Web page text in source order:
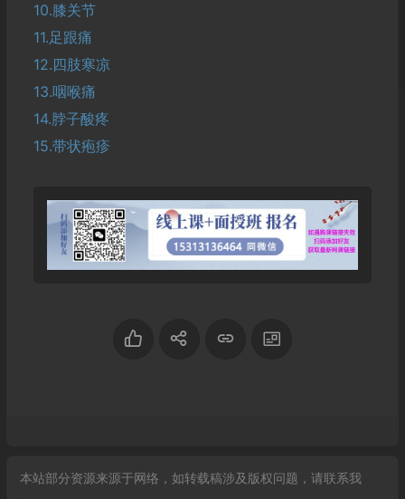
10.膝关节
11.足跟痛
12.四肢寒凉
13.咽喉痛
14.脖子酸疼
15.带状疱疹
本站部分资源来源于网络，如转载稿涉及版权问题，请联系我